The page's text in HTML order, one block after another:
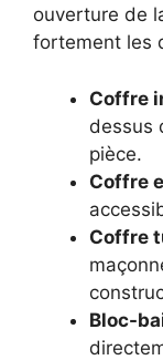
ouverture de
fortement les
Coffre
dessus
pièce.
Coffre
Coffre
Bloc-